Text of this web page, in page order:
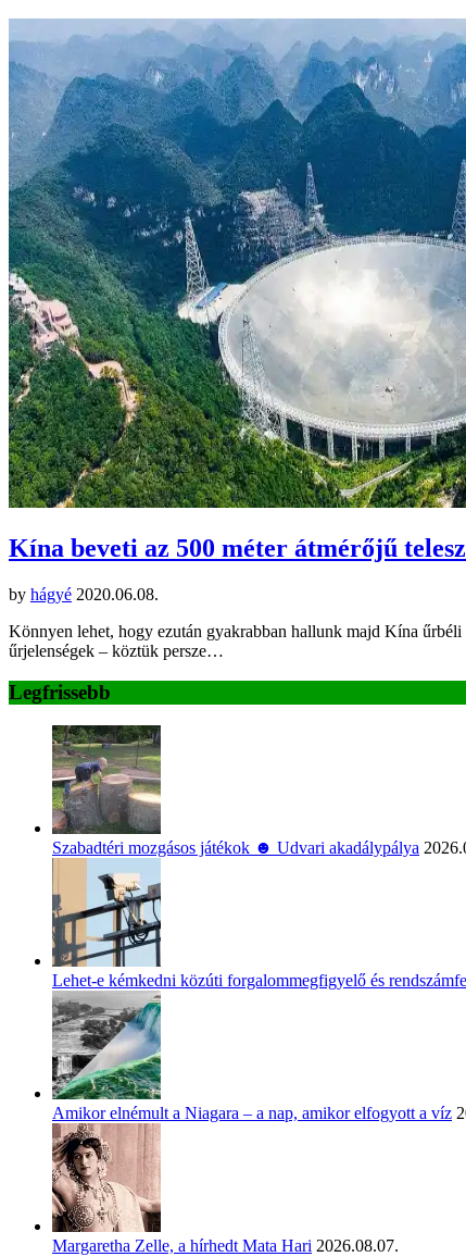
Kína beveti az 500 méter átmérőjű
by hágyé 2020.06.08.
Könnyen lehet, hogy ezután gyakrabban hallunk majd Kína
űrjelenségek – köztük persze…
Legfrissebb
Szabadtéri mozgásos játékok ☻ Udvari akadálypálya
Lehet-e kémkedni közúti forgalommegfigyelő és
Amikor elnémult a Niagara – a nap, amikor elfogyott a víz
Margaretha Zelle, a hírhedt Mata Hari 2026.08.07.